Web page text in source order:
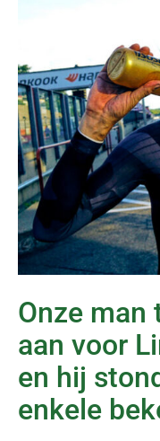
Onze man
aan voor
en hij
enkele